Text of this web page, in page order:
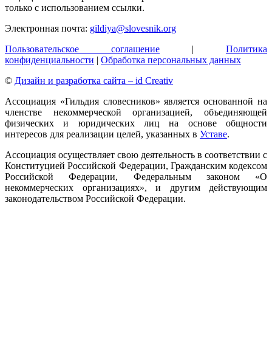
только с использованием ссылки.
Электронная почта: gildiya@slovesnik.org
Пользовательское соглашение | Политика
конфиденциальности | Обработка персональных данных
© Дизайн и разработка сайта – id Creativ
Ассоциация «Гильдия словесников» является основанной на
членстве некоммерческой организацией, объединяющей
физических и юридических лиц на основе общности
интересов для реализации целей, указанных в Уставе.
Ассоциация осуществляет свою деятельность в соответствии с
Конституцией Российской Федерации, Гражданским кодексом
Российской Федерации, Федеральным законом «О
некоммерческих организациях», и другим действующим
законодательством Российской Федерации.